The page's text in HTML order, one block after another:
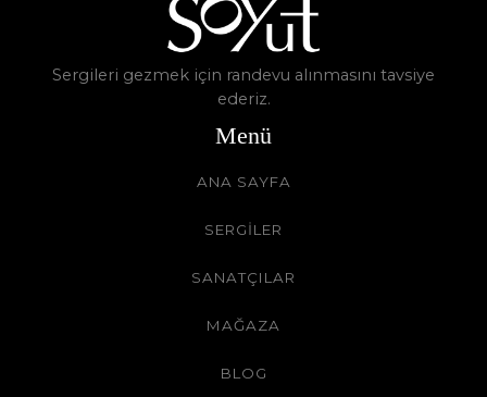
Sergileri gezmek için randevu alınmasını tavsiye
ederiz.
Menü
ANA SAYFA
SERGİLER
SANATÇILAR
MAĞAZA
BLOG